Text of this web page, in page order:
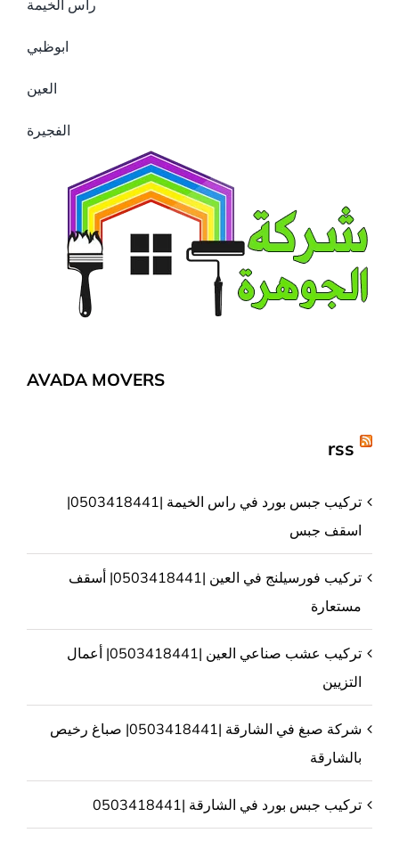
راس الخيمة
ابوظبي
العين
الفجيرة
AVADA MOVERS
rss
تركيب جبس بورد في راس الخيمة |0503418441|
اسقف جبس
تركيب فورسيلنج في العين |0503418441| أسقف
مستعارة
تركيب عشب صناعي العين |0503418441| أعمال
التزيين
شركة صبغ في الشارقة |0503418441| صباغ رخيص
بالشارقة
تركيب جبس بورد في الشارقة |0503418441